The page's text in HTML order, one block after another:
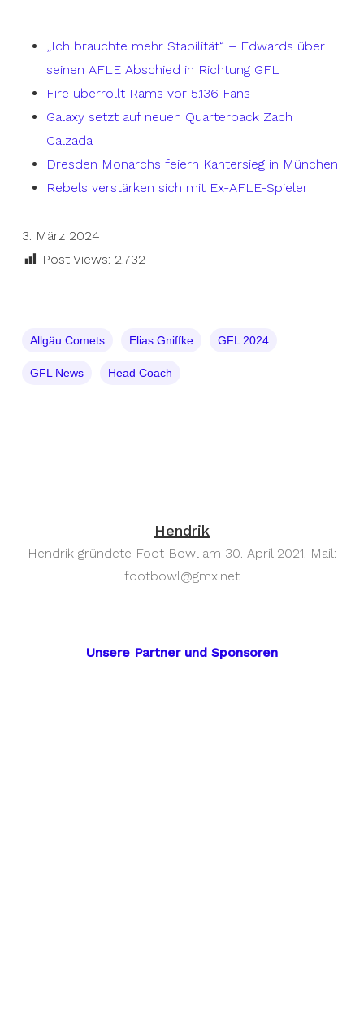
„Ich brauchte mehr Stabilität“ – Edwards über
seinen AFLE Abschied in Richtung GFL
Fire überrollt Rams vor 5.136 Fans
Galaxy setzt auf neuen Quarterback Zach
Calzada
Dresden Monarchs feiern Kantersieg in München
Rebels verstärken sich mit Ex-AFLE-Spieler
3. März 2024
Post Views: 2.732
Allgäu Comets Elias Gniffke GFL 2024
GFL News Head Coach
Hendrik
Hendrik gründete Foot Bowl am 30. April 2021. Mail:
footbowl@gmx.net
Unsere Partner und Sponsoren